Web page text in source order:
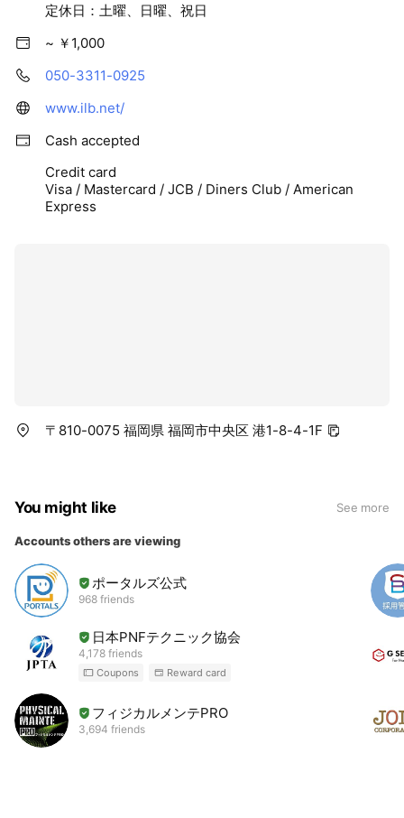
定休日：土曜、日曜、祝日
~ ￥1,000
050-3311-0925
www.ilb.net/
Cash accepted
Credit card
Visa / Mastercard / JCB / Diners Club / American
Express
〒810-0075 福岡県 福岡市中央区 港1-8-4-1F
You might like See more
Accounts others are viewing
ポータルズ公式
968 friends
日本PNFテクニック協会
4,178 friends
Coupons Reward card
フィジカルメンテPRO
3,694 friends